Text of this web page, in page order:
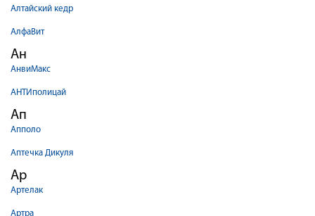
Алтайский кедр
АлфаВит
Ан
АнвиМакс
АНТИполицай
Ап
Апполо
Аптечка Дикуля
Ар
Артелак
Артра